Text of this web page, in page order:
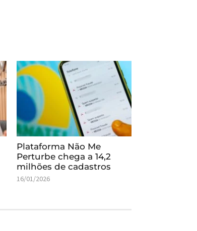
Plataforma Não Me
Perturbe chega a 14,2
milhões de cadastros
16/01/2026